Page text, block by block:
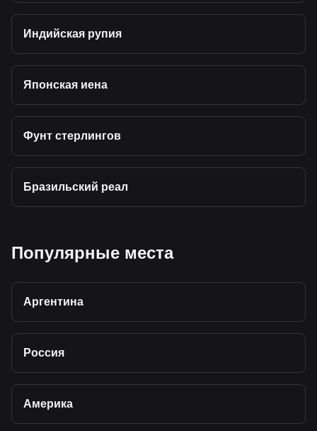
Индийская рупия
Японская иена
Фунт стерлингов
Бразильский реал
Популярные места
Аргентина
Россия
Америка